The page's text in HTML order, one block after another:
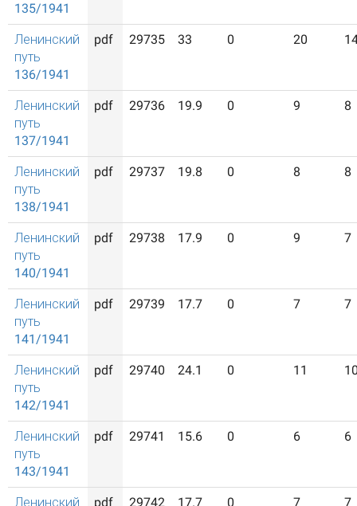
135/1941
Ленинский
путь
136/1941
pdf 29735 33 0 20
Ленинский
путь
137/1941
pdf 29736 19.9 0 9 8
Ленинский
путь
138/1941
pdf 29737 19.8 0 8 8
Ленинский
путь
140/1941
pdf 29738 17.9 0 9 7
Ленинский
путь
141/1941
pdf 29739 17.7 0 7 7
Ленинский
путь
142/1941
pdf 29740 24.1 0 11
Ленинский
путь
143/1941
pdf 29741 15.6 0 6 6
Ленинский pdf 29742 17.7 0 7 7